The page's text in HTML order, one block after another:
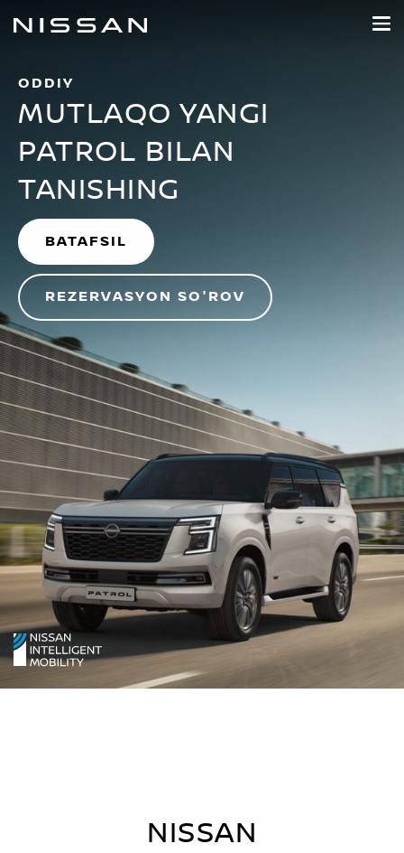
tarkibga
NISSAN UZBEKISTAN
ODDIY
MUTLAQO YANGI
PATROL BILAN
TANISHING
BATAFSIL
REZERVASYON SO'ROV
NISSAN